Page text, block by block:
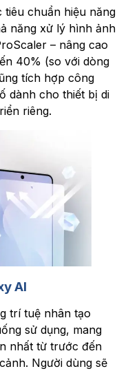
tiêu chuẩn hiệu năng
năng xử lý hình ảnh
– nâng cao
40% (so với dòng
tích hợp công
dành cho thiết bị di
riêng.
AI
trí tuệ nhân tạo
sử dụng, mang
nhất từ trước đến
Người dùng sẽ